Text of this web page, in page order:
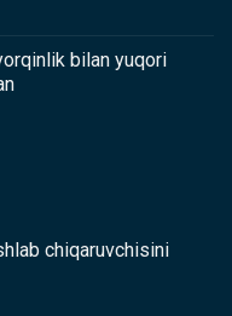
bilan yuqori
chiqaruvchisini